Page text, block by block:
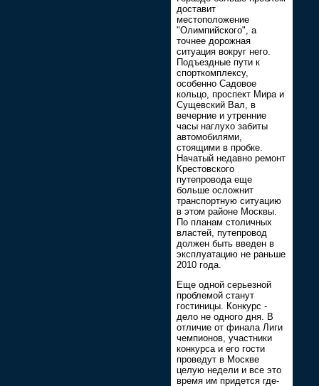
доставит
местоположение
"Олимпийского", а
точнее дорожная
ситуация вокруг него.
Подъездные пути к
спорткомплексу,
особенно Садовое
кольцо, проспект Мира и
Сущевский Вал, в
вечерние и утренние
часы наглухо забиты
автомобилями,
стоящими в пробке.
Начатый недавно ремонт
Крестовского
путепровода еще
больше осложнит
транспортную ситуацию
в этом районе Москвы.
По планам столичных
властей, путепровод
должен быть введен в
эксплуатацию не раньше
2010 года.
Еще одной серьезной
проблемой станут
гостиницы. Конкурс -
дело не одного дня. В
отличие от финала Лиги
чемпионов, участники
конкурса и его гости
проведут в Москве
целую недели и все это
время им придется где-